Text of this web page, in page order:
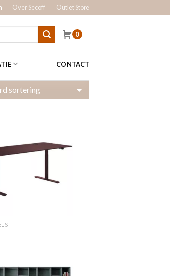
Over Secoff Outlet Store
0
CONTACT